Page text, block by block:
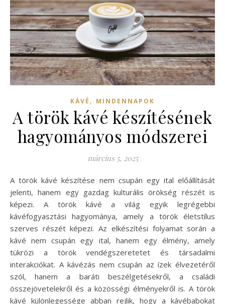
KÁVÉ , MINDENNAPOK
A török kávé készítésének
hagyományos módszerei
március 5, 2025
A török kávé készítése nem csupán egy ital előállítását
jelenti, hanem egy gazdag kulturális örökség részét is
képezi. A török kávé a világ egyik legrégebbi
kávéfogyasztási hagyománya, amely a török életstílus
szerves részét képezi. Az elkészítési folyamat során a
kávé nem csupán egy ital, hanem egy élmény, amely
tükrözi a török vendégszeretetet és társadalmi
interakciókat. A kávézás nem csupán az ízek élvezetéről
szól, hanem a baráti beszélgetésekről, a családi
összejövetelekről és a közösségi élményekről is. A török
kávé különlegessége abban rejlik, hogy a kávébabokat